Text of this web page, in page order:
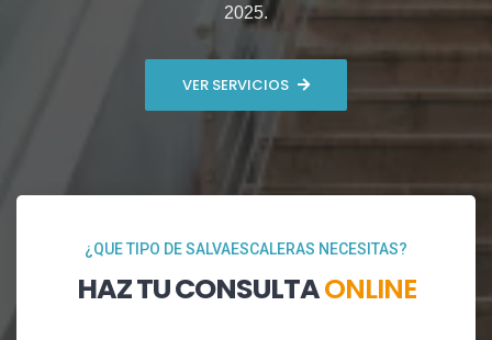
2025.
VER SERVICIOS
¿QUE TIPO DE SALVAESCALERAS NECESITAS?
HAZ TU CONSULTAONLINE